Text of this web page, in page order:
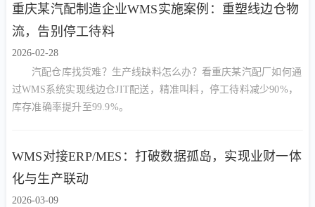
重庆某汽配制造企业WMS实施案例：重塑线边仓物
流，告别停工待料
2026-02-28
汽配仓库找货难？生产线缺料怎么办？看重庆某汽配厂如何通
过WMS系统实现线边仓JIT配送，精准叫料，停工待料减少90%，
库存准确率提升至99.9%。
WMS对接ERP/MES：打破数据孤岛，实现业财一体
化与生产联动
2026-03-09